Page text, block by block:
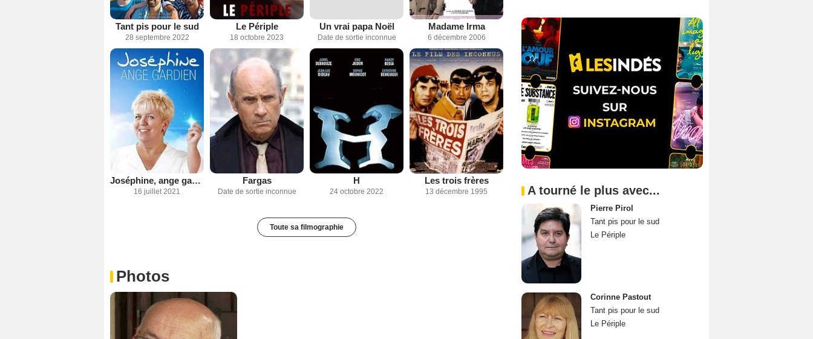
Tant pis pour le sud
28 septembre 2022
Le Périple
18 octobre 2023
Un vrai papa Noël
Date de sortie inconnue
Madame Irma
6 décembre 2006
Joséphine, ange gardien
16 juillet 2021
Fargas
Date de sortie inconnue
H
24 octobre 2022
Les trois frères
13 décembre 1995
Toute sa filmographie
Photos
A tourné le plus avec...
Pierre Pirol
Tant pis pour le sud
Le Périple
Corinne Pastout
Tant pis pour le sud
Le Périple